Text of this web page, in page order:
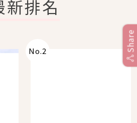
新排名
No.2 Share